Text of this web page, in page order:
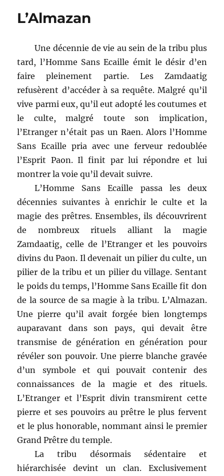
L’Almazan
Une décennie de vie au sein de la tribu plus
tard, l’Homme Sans Ecaille émit le désir d’en
faire pleinement partie. Les Zamdaatig
refusèrent d’accéder à sa requête. Malgré qu’il
vive parmi eux, qu’il eut adopté les coutumes et
le culte, malgré toute son implication,
l’Etranger n’était pas un Raen. Alors l’Homme
Sans Ecaille pria avec une ferveur redoublée
l’Esprit Paon. Il finit par lui répondre et lui
montrer la voie qu’il devait suivre.
L’Homme Sans Ecaille passa les deux
décennies suivantes à enrichir le culte et la
magie des prêtres. Ensembles, ils découvrirent
de nombreux rituels alliant la magie
Zamdaatig, celle de l’Etranger et les pouvoirs
divins du Paon. Il devenait un pilier du culte, un
pilier de la tribu et un pilier du village. Sentant
le poids du temps, l’Homme Sans Ecaille fit don
de la source de sa magie à la tribu. L’Almazan.
Une pierre qu’il avait forgée bien longtemps
auparavant dans son pays, qui devait être
transmise de génération en génération pour
révéler son pouvoir. Une pierre blanche gravée
d’un symbole et qui pouvait contenir des
connaissances de la magie et des rituels.
L’Etranger et l’Esprit divin transmirent cette
pierre et ses pouvoirs au prêtre le plus fervent
et le plus honorable, nommant ainsi le premier
Grand Prêtre du temple.
La tribu désormais sédentaire et
hiérarchisée devint un clan. Exclusivement